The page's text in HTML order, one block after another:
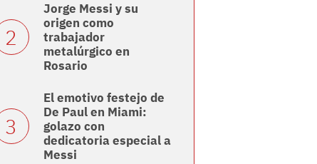
Jorge Messi y su
origen como
trabajador
metalúrgico en
Rosario
El emotivo festejo de
De Paul en Miami:
golazo con
dedicatoria especial a
Messi